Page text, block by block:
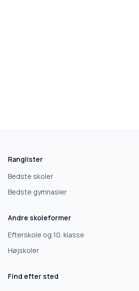
Ranglister
Bedste skoler
Bedste gymnasier
Andre skoleformer
Efterskole og 10. klasse
Højskoler
Find efter sted